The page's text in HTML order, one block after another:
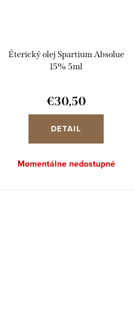
Éterický olej Spartium Absolue
15% 5ml
€30,50
DETAIL
Momentálne nedostupné